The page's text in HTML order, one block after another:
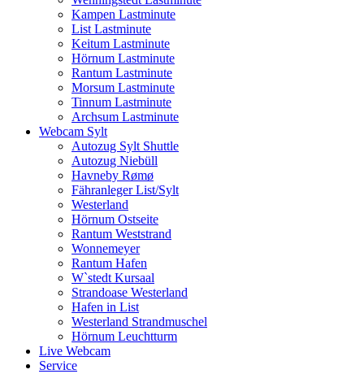
Kampen Lastminute
List Lastminute
Keitum Lastminute
Hörnum Lastminute
Rantum Lastminute
Morsum Lastminute
Tinnum Lastminute
Archsum Lastminute
Webcam Sylt
Autozug Sylt Shuttle
Autozug Niebüll
Havneby Rømø
Fähranleger List/Sylt
Westerland
Hörnum Ostseite
Rantum Weststrand
Wonnemeyer
Rantum Hafen
W`stedt Kursaal
Strandoase Westerland
Hafen in List
Westerland Strandmuschel
Hörnum Leuchtturm
Live Webcam
Service